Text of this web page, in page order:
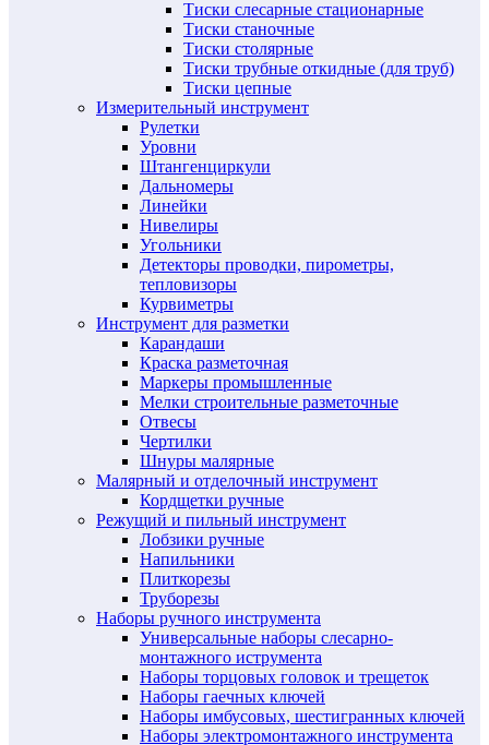
Тиски слесарные стационарные
Тиски станочные
Тиски столярные
Тиски трубные откидные (для труб)
Тиски цепные
Измерительный инструмент
Рулетки
Уровни
Штангенциркули
Дальномеры
Линейки
Нивелиры
Угольники
Детекторы проводки, пирометры,
тепловизоры
Курвиметры
Инструмент для разметки
Карандаши
Краска разметочная
Маркеры промышленные
Мелки строительные разметочные
Отвесы
Чертилки
Шнуры малярные
Малярный и отделочный инструмент
Кордщетки ручные
Режущий и пильный инструмент
Лобзики ручные
Напильники
Плиткорезы
Труборезы
Наборы ручного инструмента
Универсальные наборы слесарно-
монтажного иструмента
Наборы торцовых головок и трещеток
Наборы гаечных ключей
Наборы имбусовых, шестигранных ключей
Наборы электромонтажного инструмента